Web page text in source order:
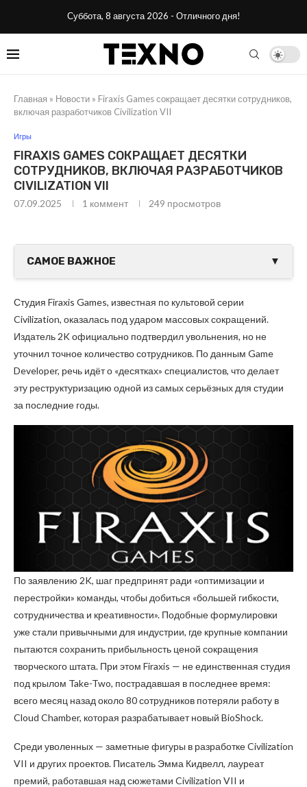
Суббота, 8 августа 2026 - Отличного дня!
Главная » Новости » Firaxis Games сокращает десятки сотрудников,
включая разработчиков Civilization VII
Игры
FIRAXIS GAMES СОКРАЩАЕТ ДЕСЯТКИ
СОТРУДНИКОВ, ВКЛЮЧАЯ РАЗРАБОТЧИКОВ
CIVILIZATION VII
07.09.2025 1 коммент 249 просмотров
САМОЕ ВАЖНОЕ ▼
Студия Firaxis Games, известная по культовой серии
Civilization, оказалась под ударом массовых сокращений.
Издатель 2K официально подтвердил увольнения, но не
уточнил точное количество сотрудников. По данным Game
Developer, речь идёт о «десятках» специалистов, что делает
эту реструктуризацию одной из самых серьёзных для студии
за последние годы.
По заявлению 2K, шаг предпринят ради «оптимизации и
перестройки» команды, чтобы добиться «большей гибкости,
сотрудничества и креативности». Подобные формулировки
уже стали привычными для индустрии, где крупные компании
пытаются сохранить прибыльность ценой сокращения
творческого штата. При этом Firaxis — не единственная студия
под крылом Take-Two, пострадавшая в последнее время:
всего месяц назад около 80 сотрудников потеряли работу в
Cloud Chamber, которая разрабатывает новый BioShock.
Среди уволенных — заметные фигуры в разработке Civilization
VII и других проектов. Писатель Эмма Кидвелл, лауреат
премий, работавшая над сюжетами Civilization VII и